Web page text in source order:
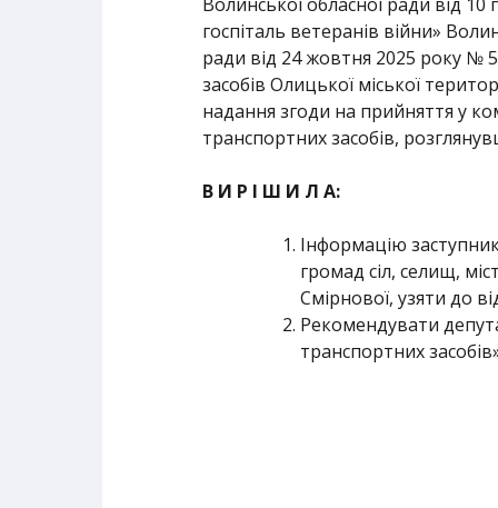
госпіталь ветеранів війни»
ради від 24 жовтня 2025 року №
засобів Олицької міської
надання згоди на прийняття у
транспортних засобів,
В И Р І Ш И Л А:
Інформацію
громад сіл, селищ,
Смірнової, узяти до
Рекомендувати
транспортних